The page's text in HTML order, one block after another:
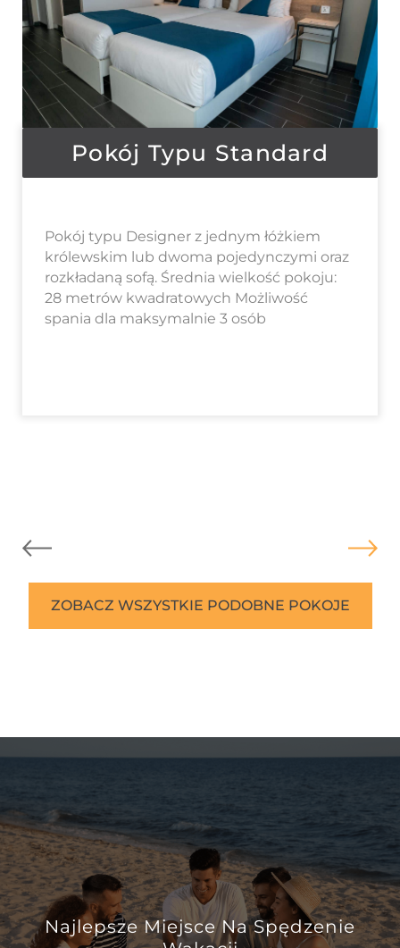
Pokój Typu Standard
Pokój typu Designer z jednym łóżkiem
królewskim lub dwoma pojedynczymi oraz
rozkładaną sofą. Średnia wielkość pokoju:
28 metrów kwadratowych Możliwość
spania dla maksymalnie 3 osób
ZOBACZ WSZYSTKIE PODOBNE POKOJE
Najlepsze Miejsce Na Spędzenie